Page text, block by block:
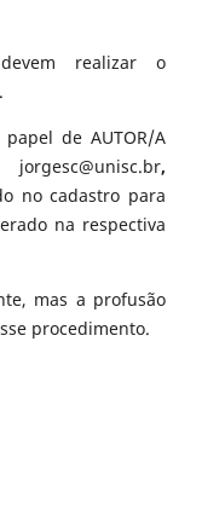
realizar o
de AUTOR/A
,
no cadastro para
na respectiva
mas a profusão
procedimento.